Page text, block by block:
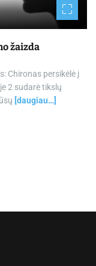
žaizda
Chironas persikėlė į
2 sudarė tikslų
[daugiau…]